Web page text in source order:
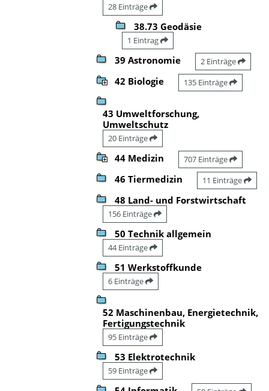
28 Einträge
38.73 Geodäsie
1 Eintrag
39 Astronomie 2 Einträge
42 Biologie 135 Einträge
43 Umweltforschung,
Umweltschutz
20 Einträge
44 Medizin 707 Einträge
46 Tiermedizin 11 Einträge
48 Land- und Forstwirtschaft
156 Einträge
50 Technik allgemein
44 Einträge
51 Werkstoffkunde
6 Einträge
52 Maschinenbau, Energietechnik,
Fertigungstechnik
95 Einträge
53 Elektrotechnik
59 Einträge